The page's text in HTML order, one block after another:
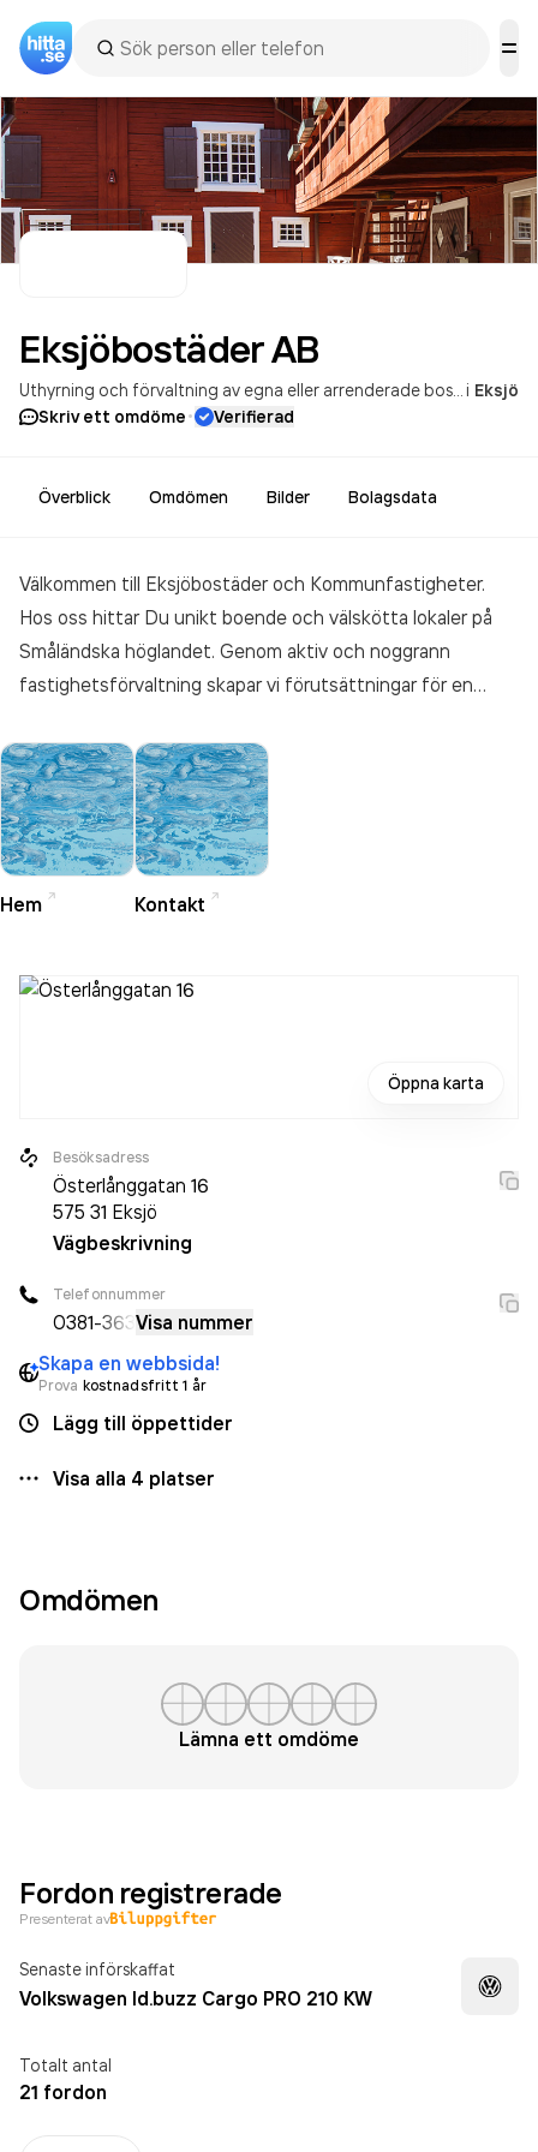
EksjöbostäderAB
i Eksjö
Skriv ett omdöme· Verifierad
Överblick Omdömen Bilder Bolagsdata
Välkommen till Eksjöbostäder och Kommunfastigheter.
Hos oss hittar Du unikt boende och välskötta lokaler på
Småländska höglandet. Genom aktiv och noggrann
fastighetsförvaltning skapar vi förutsättningar för en
Hem Kontakt
Öppna karta
Besöksadress
Österlånggatan 16
575 31 Eksjö
Vägbeskrivning
Telefonnummer
0381-363Visa nummer
Skapa en webbsida!
Prova kostnadsfritt 1 år
Lägg till öppettider
Visa alla 4 platser
Omdömen
Lämna ett omdöme
Fordon registrerade
Presenterat av
Senaste införskaffat
Volkswagen Id.buzz Cargo PRO 210 KW
Totalt antal
21 fordon